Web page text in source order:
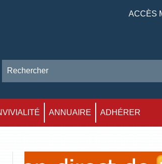
ACCÈS
ANNUAIRE ADHÉRER